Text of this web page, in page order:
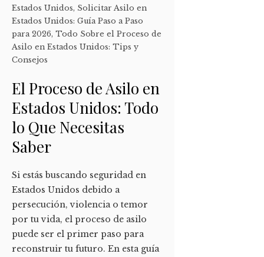
Estados Unidos, Solicitar Asilo en
Estados Unidos: Guía Paso a Paso
para 2026, Todo Sobre el Proceso de
Asilo en Estados Unidos: Tips y
Consejos
El Proceso de Asilo en
Estados Unidos: Todo
lo Que Necesitas
Saber
Si estás buscando seguridad en
Estados Unidos debido a
persecución, violencia o temor
por tu vida, el proceso de asilo
puede ser el primer paso para
reconstruir tu futuro. En esta guía